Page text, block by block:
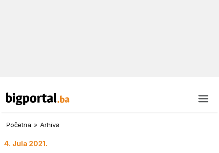
Početna » Arhiva
4. Jula 2021.